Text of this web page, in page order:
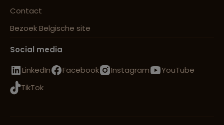
Contact
Bezoek Belgische site
Social media
LinkedIn
Facebook Instagram
YouTube
TikTok